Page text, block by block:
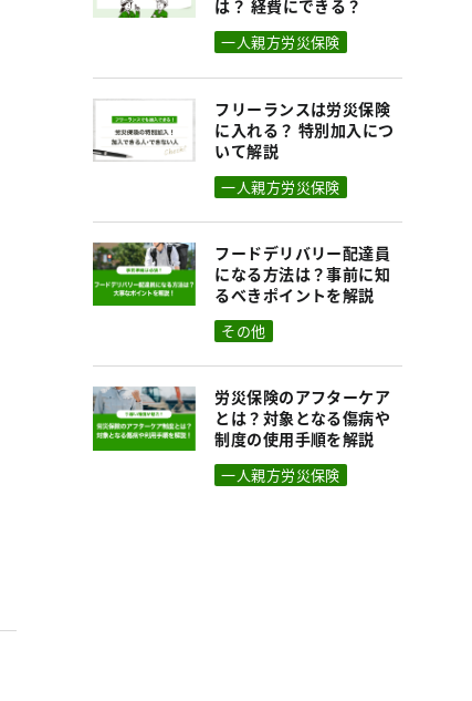
は？ 経費にできる？
一人親方労災保険
フリーランスは労災保険
に入れる？ 特別加入につ
いて解説
一人親方労災保険
フードデリバリー配達員
になる方法は？事前に知
るべきポイントを解説
その他
労災保険のアフターケア
とは？対象となる傷病や
制度の使用手順を解説
一人親方労災保険